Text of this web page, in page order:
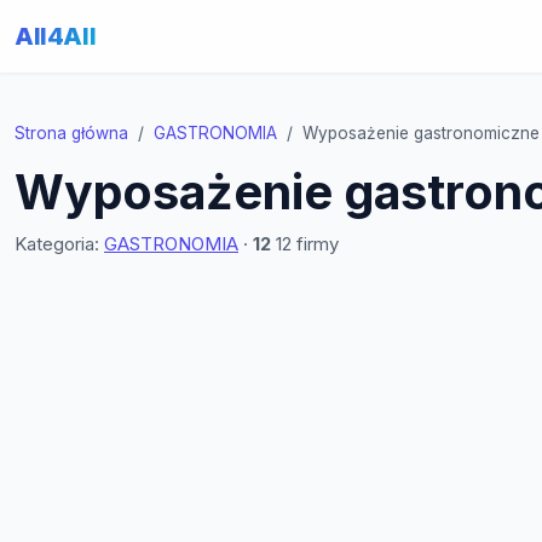
All4All
Strona główna GASTRONOMIA Wyposażenie gastronomiczne
Wyposażenie
Kategoria: GASTRONOMIA · 12 12 firmy